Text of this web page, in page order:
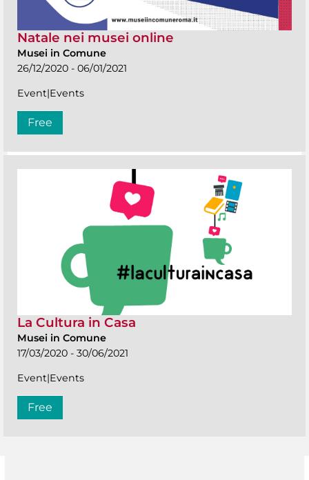
Natale nei musei online
Musei in Comune
26/12/2020 - 06/01/2021
Event|Events
Free
La Cultura in Casa
Musei in Comune
17/03/2020 - 30/06/2021
Event|Events
Free